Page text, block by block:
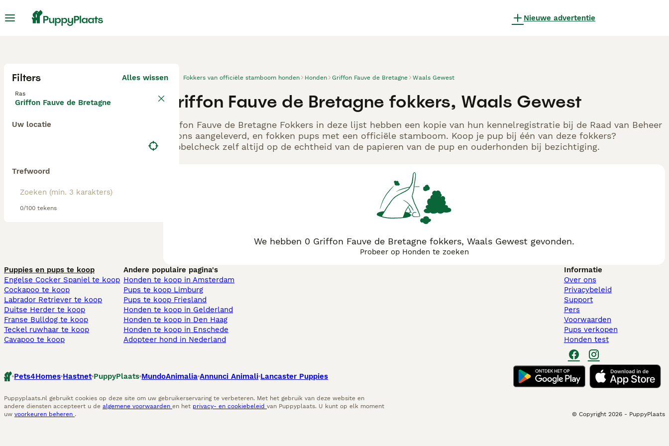
Nieuwe advertentie
Filters Alles wissen
Ras
Griffon Fauve de Bretagne
Uw locatie
Trefwoord
0/100 tekens
Fokkers van officiële stamboom honden Honden Griffon Fauve de Bretagne Waals Gewest
Griffon Fauve de Bretagne fokkers, Waals Gewest
Griffon Fauve de Bretagne Fokkers in deze lijst hebben een kopie van hun kennelregistratie bij de Raad van Beheer
bij ons aangeleverd, en fokken pups met een officiële stamboom. Koop je pup bij één van deze fokkers?
Dubbelcheck zelf altijd op de echtheid van de papieren van de pup en ouderhonden bij bezichtiging.
We hebben 0 Griffon Fauve de Bretagne fokkers, Waals Gewest gevonden.
Probeer op Honden te zoeken
Puppies en pups te koop
Engelse Cocker Spaniel te koop
Cockapoo te koop
Labrador Retriever te koop
Duitse Herder te koop
Franse Bulldog te koop
Teckel ruwhaar te koop
Cavapoo te koop
Andere populaire pagina's
Honden te koop in Amsterdam
Pups te koop Limburg​
Pups te koop Friesland​
Honden te koop in Gelderland
Honden te koop in Den Haag
Honden te koop in Enschede
Adopteer hond in Nederland
Informatie
Over ons
Privacybeleid
Support
Pers
Voorwaarden
Pups verkopen
Honden test
Pets4Homes Hastnet PuppyPlaats MundoAnimalia Annunci Animali Lancaster Puppies
Puppyplaats.nl gebruikt cookies op deze site om uw gebruikerservaring te verbeteren. Met het gebruik van deze website en
andere diensten accepteert u de algemene voorwaarden en het privacy- en cookiebeleid van Puppyplaats. U kunt op elk moment
uw voorkeuren beheren . © Copyright 2026 - PuppyPlaats